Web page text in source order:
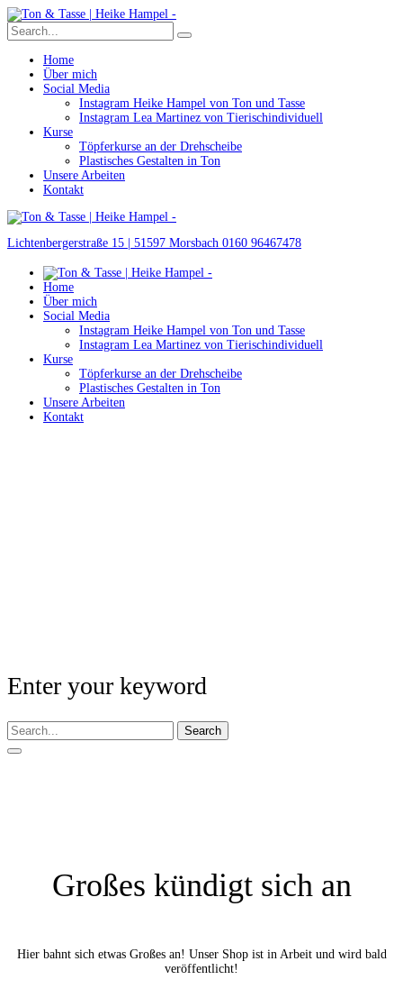
Home
Über mich
Social Media
Instagram Heike Hampel von Ton und Tasse
Instagram Lea Martinez von Tierischindividuell
Kurse
Töpferkurse an der Drehscheibe
Plastisches Gestalten in Ton
Unsere Arbeiten
Kontakt
Lichtenbergerstraße 15 | 51597 Morsbach 0160 96467478
Home
Über mich
Social Media
Instagram Heike Hampel von Ton und Tasse
Instagram Lea Martinez von Tierischindividuell
Kurse
Töpferkurse an der Drehscheibe
Plastisches Gestalten in Ton
Unsere Arbeiten
Kontakt
Enter your keyword
Search
Großes kündigt sich an
Hier bahnt sich etwas Großes an! Unser Shop ist in Arbeit und wird bald
veröffentlicht!